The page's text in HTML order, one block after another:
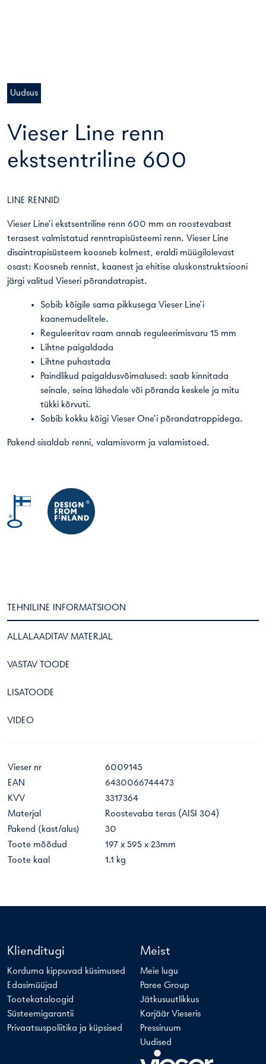
Uudsus
Vieser Line renn
ekstsentriline 600
LINE RENNID
Vieser Line’i ekstsentriline renn 600 mm on roostevabast
terasest valmistatud renntrapisüsteemi renn. Vieser Line
disaintrapisüsteem koosneb kolmest, eraldi müügilolevast
osast: Koosneb rennist, kaanest ja ehitise aluskonstruktsiooni
järgi valitud Vieseri põrandatrapist.
Sobib kõigile sama pikkusega Vieser Line’i
kaanemudelitele.
Reguleeritav raam annab reguleerimisvaru 15 mm
Lihtne paigaldada
Lihtne puhastada
Paindlikud paigaldusvõimalused: saab kinnitada
seinale, seina lähedale või põranda keskele ja mitu
tükki kõrvuti.
Sobib kokku kõigi Vieser One’i põrandatrappidega.
Pakend sisaldab renni, valamisvorm ja valamistoed.
TEHNILINE INFORMATSIOON
ALLALAADITAV MATERJAL
VASTAV TOODE
LISATOODE
VIDEO
Vieser nr
6009145
EAN
6430066744473
KVV
3317364
Materjal
Roostevaba teras (AISI 304)
Pakend (kast/alus)
30
Toote mõõdud
197 x 595 x 23mm
Toote kaal
1.1 kg
Klienditugi
Korduma kippuvad küsimused
Edasimüüjad
Tootekataloogid
Süsteemigarantii
Privaatsuspoliitika ja küpsised
Meist
Meie lugu
Paree Group
Jätkusuutlikkus
Karjäär Vieseris
Pressiruum
Uudised